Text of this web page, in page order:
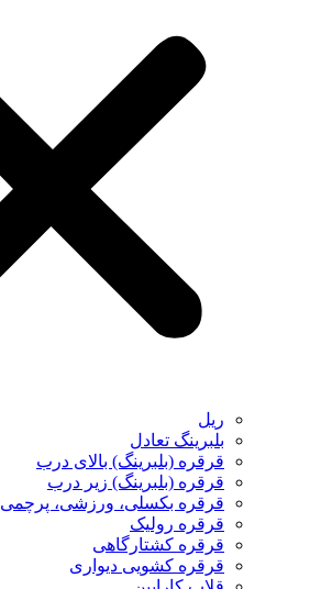
ریل
بلبرینگ تعادل
قرقره (بلبرینگ) بالای درب
قرقره (بلبرینگ) زیر درب
قرقره بکسلی، ورزشی، پرچمی
قرقره رولیک
قرقره کشتارگاهی
قرقره کشویی دیواری